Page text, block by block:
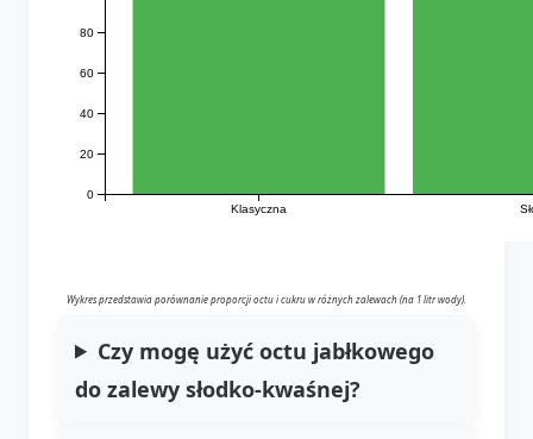
Klasyczna
0
20
40
60
80
Wykres przedstawia porównanie proporcji octu i cukru w różnych zalewach (na 1 litr wody).
Czy mogę użyć octu jabłkowego
do zalewy słodko-kwaśnej?